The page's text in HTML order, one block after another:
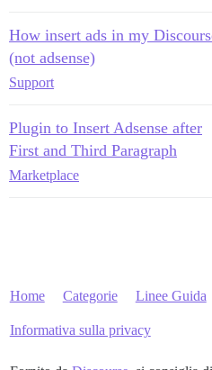
How insert ads in my
(not adsense)
Support
Plugin to Insert Adsense after
First and Third Paragraph
Marketplace
Home Categorie Linee Guida
Informativa sulla privacy